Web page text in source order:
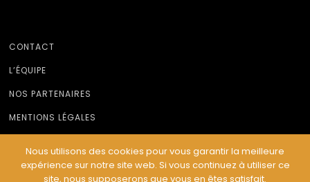
CONTACT
L’ÉQUIPE
NOS PARTENAIRES
MENTIONS LÉGALES
© Le Musicodrome 2022 - Webdesign :Cereal Concept
Nous utilisons des cookies pour vous garantir la meilleure
expérience sur notre site web. Si vous continuez à utiliser ce
site, nous supposerons que vous en êtes satisfait.